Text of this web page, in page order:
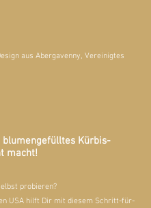
aus Abergavenny, Vereinigtes
blumengefülltes Kürbis-
macht!
probieren?
USA hilft Dir mit diesem Schritt-für-